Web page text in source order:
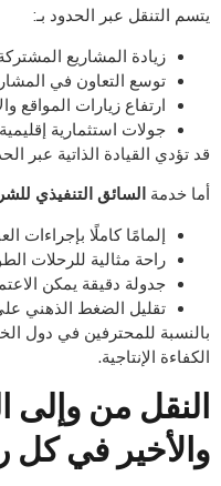
يتسم التنقل عبر الحدود بـ:
زيادة المشاريع
توسع التعاون في
ارتفاع زيارات المواقع
جولات استثمارية
قد تؤدي القيادة الذاتية عبر
أما خدمة السائق التنفيذي
إلمامًا كاملًا بإجراءات
راحة مثالية للرحلات
جدولة دقيقة يمكن
تقليل الضغط الذهني
بالنسبة للمحترفين في دول
الكفاءة الإنتاجية.
النقل من وإلى
والأخير في كل